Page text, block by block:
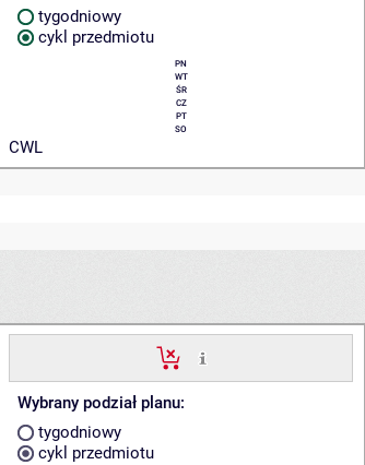
tygodniowy
cykl przedmiotu
PN
WT
ŚR
CZ
PT
SO
CWL
Wybrany podział planu:
tygodniowy
cykl przedmiotu